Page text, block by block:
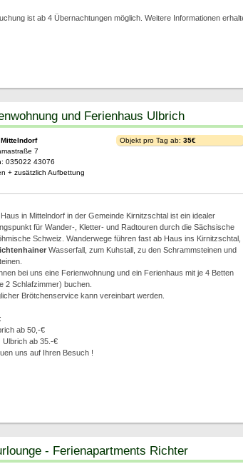
ist ab 4 Übernachtungen möglich. Weitere Informationen
und Ferienhaus Ulbrich
Mittelndorf
7
035022 43076
+ zusätzlich Aufbettung
Objekt pro Tag ab: 35€
in Mittelndorf in der Gemeinde Kirnitzschtal ist ein idealer
für Wander-, Kletter- und Radtouren durch die Sächsische
Schweiz. Wanderwege führen fast ab Haus ins Kirnitzschtal,
Wasserfall, zum Kuhstall, zu den Schrammsteinen und
bei uns eine Ferienwohnung und ein Ferienhaus mit je 4 Betten
2 Schlafzimmer) buchen.
Brötchenservice kann vereinbart werden.
ab 50,-€
Ulbrich ab 35.-€
uns auf Ihren Besuch !
- Ferienapartments Richter